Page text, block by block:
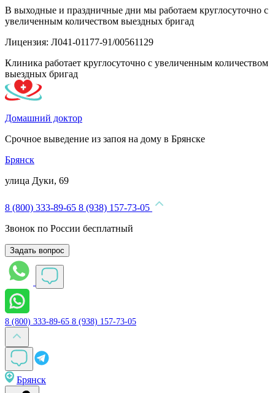
В выходные и праздничные дни мы работаем круглосуточно с
увеличенным количеством выездных бригад
Лицензия: Л041-01177-91/00561129
Клиника работает круглосуточно с увеличенным количеством
выездных бригад
Домашний доктор
Срочное выведение из запоя на дому в Брянске
Брянск
улица Дуки, 69
8 (800) 333-89-65 8 (938) 157-73-05
Звонок по России бесплатный
Задать вопрос
8 (800) 333-89-65 8 (938) 157-73-05
Брянск